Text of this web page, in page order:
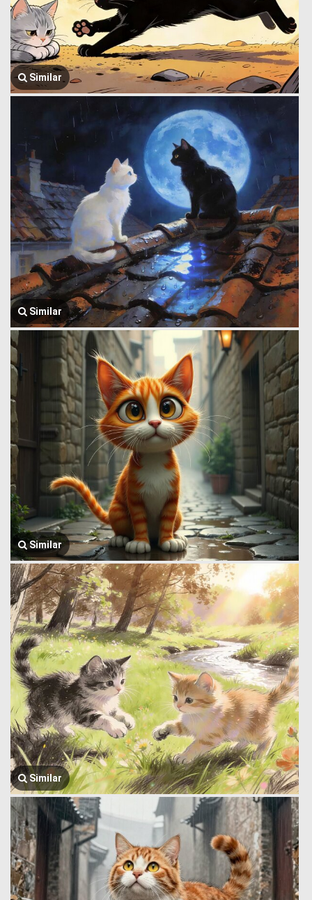
Similar
Similar
Similar
Similar